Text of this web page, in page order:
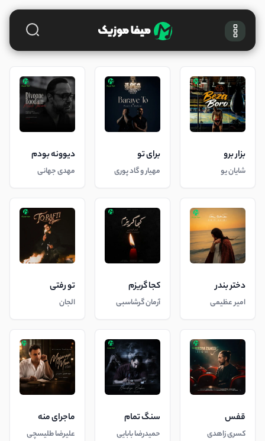
بزار برو
شایان یو
برای تو
مهیار و گاد پوری
دیوونه بودم
مهدی جهانی
دختر بندر
امیر عظیمی
کجا گریزم
آرمان گرشاسبی
تو رفتی
الجان
قفس
کسری زاهدی
سنگ تمام
حمیدرضا بابایی
ماجرای منه
علیرضا طلیسچی